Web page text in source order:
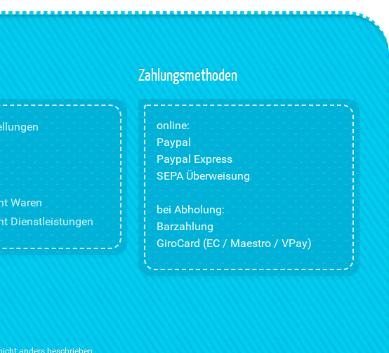
Waren
Dienstleistungen
Zahlungsmethoden
online:
Paypal
Paypal Express
SEPA Überweisung
bei Abholung:
Barzahlung
GiroCard (EC / Maestro / VPay)